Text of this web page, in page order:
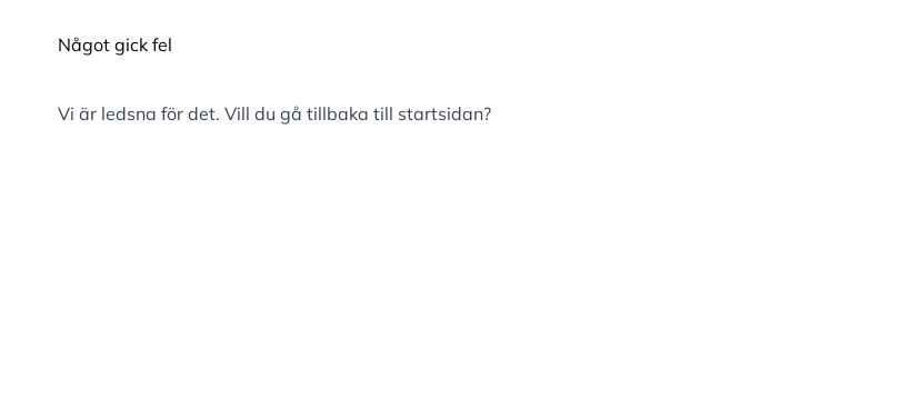
Något gick fel
Vi är ledsna för det. Vill du gå tillbaka till startsidan?